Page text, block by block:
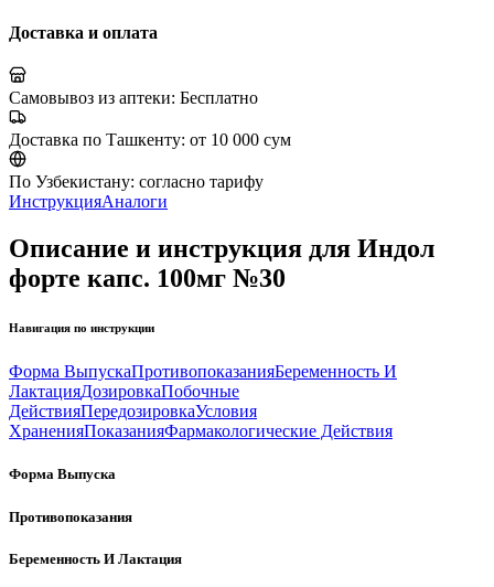
Доставка и оплата
Самовывоз из аптеки: Бесплатно
Доставка по Ташкенту: от 10 000 сум
По Узбекистану: согласно тарифу
ИнструкцияАналоги
Описание и инструкция для Индол
форте капс. 100мг №30
Навигация по инструкции
Форма ВыпускаПротивопоказанияБеременность И
ЛактацияДозировкаПобочные
ДействияПередозировкаУсловия
ХраненияПоказанияФармакологические Действия
Форма Выпуска
Противопоказания
Беременность И Лактация